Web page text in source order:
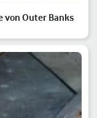
von Outer Banks